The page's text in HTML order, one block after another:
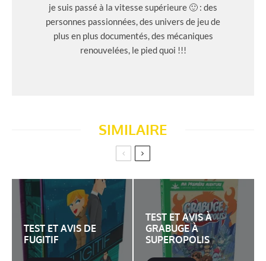
je suis passé à la vitesse supérieure 🙂 : des
personnes passionnées, des univers de jeu de
plus en plus documentés, des mécaniques
renouvelées, le pied quoi !!!
SIMILAIRE
TEST ET AVIS DE
FUGITIF
TEST ET AVIS À
GRABUGE À
SUPEROPOLIS